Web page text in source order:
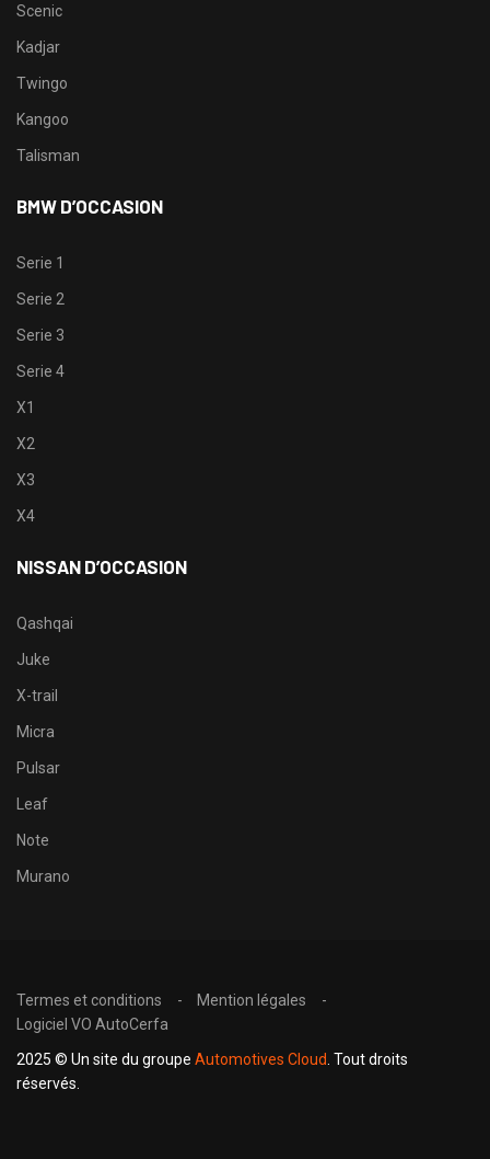
Scenic
Kadjar
Twingo
Kangoo
Talisman
BMW D’OCCASION
Serie 1
Serie 2
Serie 3
Serie 4
X1
X2
X3
X4
NISSAN D’OCCASION
Qashqai
Juke
X-trail
Micra
Pulsar
Leaf
Note
Murano
Termes et conditions
Mention légales
Logiciel VO AutoCerfa
2025 © Un site du groupe Automotives Cloud . Tout droits
réservés.